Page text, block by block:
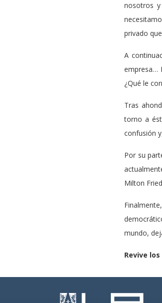
nosotros
privado
A
empresa…
¿Qué le
Tras
torno a
confusión
Por su
Milton
mundo,
Revive